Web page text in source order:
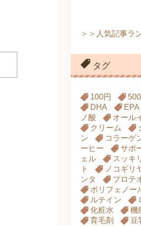
＞＞人気記事ラ
タグ
100円
DHA
EPA
ノ酸
オール
クリーム
ン
コラーゲ
ーヒー
サポ
ェル
スッキ
ト
ノコギリ
ンタ
プロテ
ポリフェノー
ルテイン
化粧水
機
育毛剤
豆